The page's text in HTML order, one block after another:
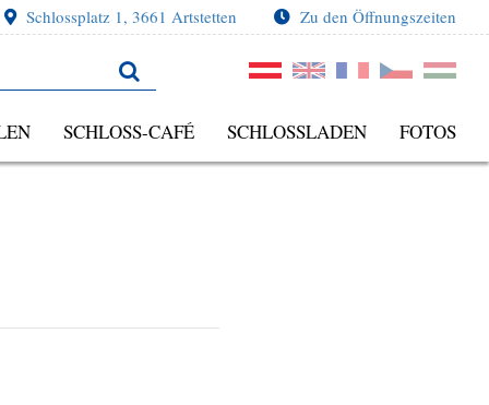
Schlossplatz 1, 3661 Artstetten Zu den Öffnungszeiten
SCHLOSS-CAFÉ SCHLOSSLADEN FOTOS